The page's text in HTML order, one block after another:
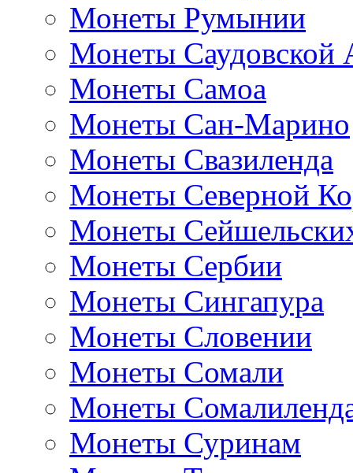
Монеты Румынии
Монеты Саудовской
Монеты Самоа
Монеты Сан-Марино
Монеты Свазиленда
Монеты Северной
Монеты
Монеты Сербии
Монеты Сингапура
Монеты Словении
Монеты Сомали
Монеты
Монеты Суринам